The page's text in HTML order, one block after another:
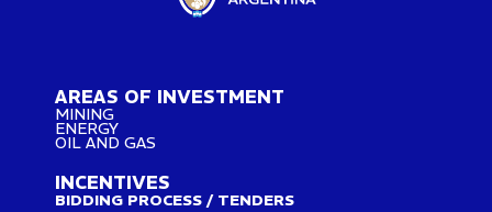
AREAS OF INVESTMENT
MINING
ENERGY
OIL AND GAS
INCENTIVES
BIDDING PROCESS / TENDERS